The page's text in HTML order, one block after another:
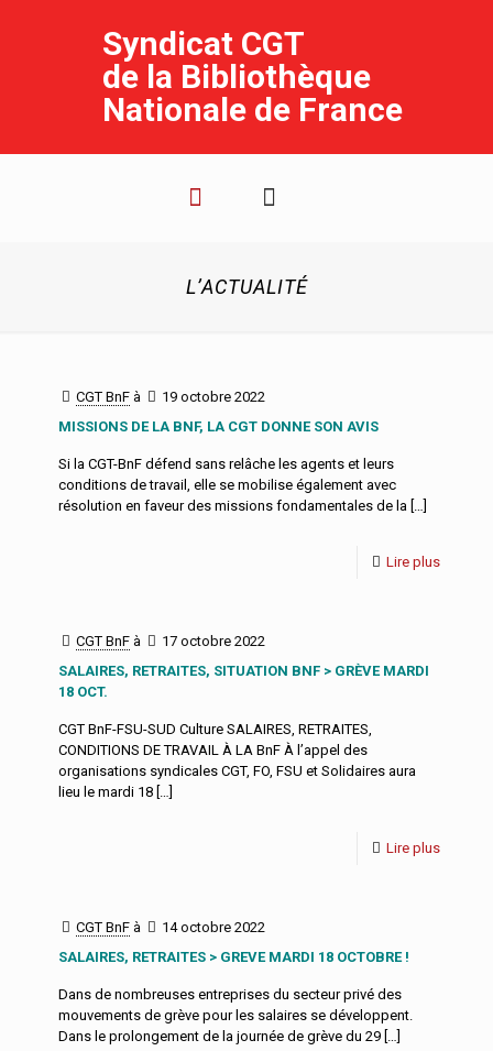
Syndicat CGT
de la Bibliothèque
Nationale de France
L’ACTUALITÉ
CGT BnF à
19 octobre 2022
MISSIONS DE LA BNF, LA CGT DONNE SON AVIS
Si la CGT-BnF défend sans relâche les agents et leurs
conditions de travail, elle se mobilise également avec
résolution en faveur des missions fondamentales de la […]
Lire plus
CGT BnF à
17 octobre 2022
SALAIRES, RETRAITES, SITUATION BNF > GRÈVE MARDI
18 OCT.
CGT BnF-FSU-SUD Culture SALAIRES, RETRAITES,
CONDITIONS DE TRAVAIL À LA BnF À l’appel des
organisations syndicales CGT, FO, FSU et Solidaires aura
lieu le mardi 18 […]
Lire plus
CGT BnF à
14 octobre 2022
SALAIRES, RETRAITES > GREVE MARDI 18 OCTOBRE !
Dans de nombreuses entreprises du secteur privé des
mouvements de grève pour les salaires se développent.
Dans le prolongement de la journée de grève du 29 […]